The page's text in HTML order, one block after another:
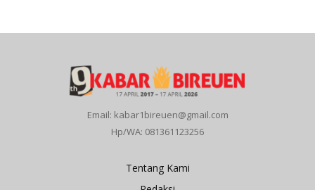
Email: kabar1bireuen@gmail.com
Hp/WA: 081361123256
Tentang Kami